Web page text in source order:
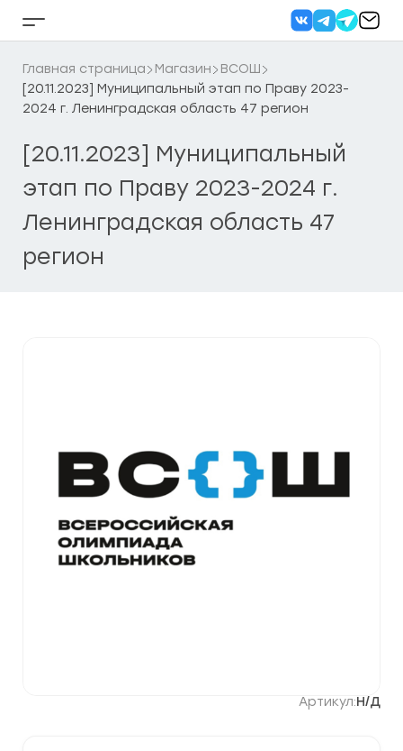
Кнопка
бокового
меню
Главная страница Магазин
ВСОШ
[20.11.2023] Муниципальный этап по Праву 2023-
2024 г. Ленинградская область 47 регион
[20.11.2023] Муниципальный
этап по Праву 2023-2024 г.
Ленинградская область 47
регион
Артикул:Н/Д